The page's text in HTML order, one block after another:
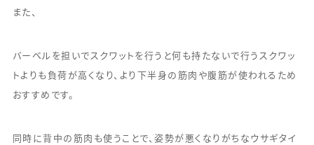
また、
バーベルを担いでスクワットを行うと何も持たないで行うスクワッ
トよりも負荷が高くなり、より下半身の筋肉や腹筋が使われるため
おすすめです。
同時に背中の筋肉も使うことで、姿勢が悪くなりがちなウサギタイ